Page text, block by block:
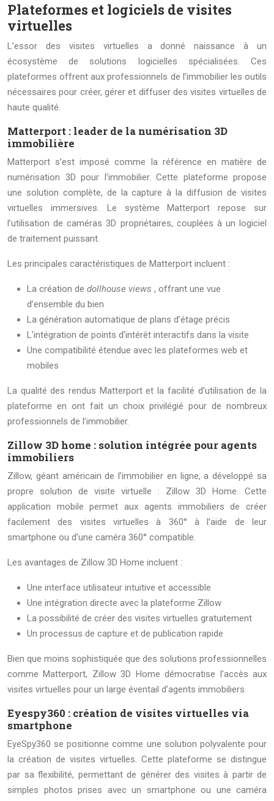
Plateformes et logiciels de visites
virtuelles
L’essor des visites virtuelles a donné naissance à un
écosystème de solutions logicielles spécialisées. Ces
plateformes offrent aux professionnels de l’immobilier les outils
nécessaires pour créer, gérer et diffuser des visites virtuelles de
haute qualité.
Matterport : leader de la numérisation 3D
immobilière
Matterport s’est imposé comme la référence en matière de
numérisation 3D pour l’immobilier. Cette plateforme propose
une solution complète, de la capture à la diffusion de visites
virtuelles immersives. Le système Matterport repose sur
l’utilisation de caméras 3D propriétaires, couplées à un logiciel
de traitement puissant.
Les principales caractéristiques de Matterport incluent :
La création de dollhouse views , offrant une vue
d’ensemble du bien
La génération automatique de plans d’étage précis
L’intégration de points d’intérêt interactifs dans la visite
Une compatibilité étendue avec les plateformes web et
mobiles
La qualité des rendus Matterport et la facilité d’utilisation de la
plateforme en ont fait un choix privilégié pour de nombreux
professionnels de l’immobilier.
Zillow 3D home : solution intégrée pour agents
immobiliers
Zillow, géant américain de l’immobilier en ligne, a développé sa
propre solution de visite virtuelle : Zillow 3D Home. Cette
application mobile permet aux agents immobiliers de créer
facilement des visites virtuelles à 360° à l’aide de leur
smartphone ou d’une caméra 360° compatible.
Les avantages de Zillow 3D Home incluent :
Une interface utilisateur intuitive et accessible
Une intégration directe avec la plateforme Zillow
La possibilité de créer des visites virtuelles gratuitement
Un processus de capture et de publication rapide
Bien que moins sophistiquée que des solutions professionnelles
comme Matterport, Zillow 3D Home démocratise l’accès aux
visites virtuelles pour un large éventail d’agents immobiliers.
Eyespy360 : création de visites virtuelles via
smartphone
EyeSpy360 se positionne comme une solution polyvalente pour
la création de visites virtuelles. Cette plateforme se distingue
par sa flexibilité, permettant de générer des visites à partir de
simples photos prises avec un smartphone ou une caméra